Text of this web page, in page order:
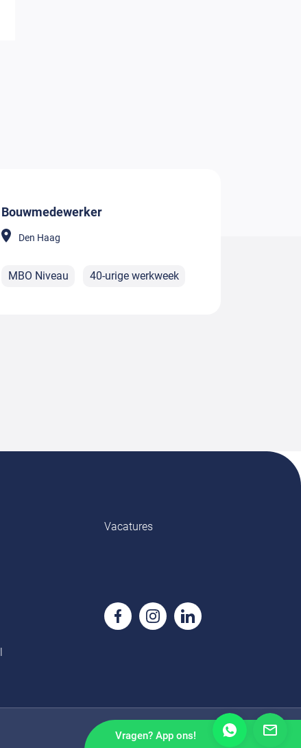
Bouwmedewerker
Den Haag
MBO Niveau 40-urige werkweek
Vacatures
Vragen? App ons!